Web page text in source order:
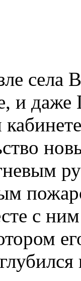
села
и
с